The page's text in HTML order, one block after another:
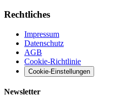
Rechtliches
Impressum
Datenschutz
AGB
Cookie-Richtlinie
Cookie-Einstellungen
Newsletter